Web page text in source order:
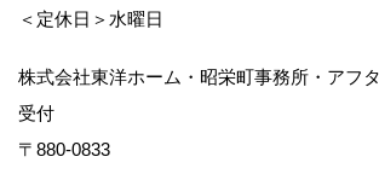
＜定休日＞水曜日
株式会社東洋ホーム・昭栄町事務所・アフ
受付
〒880-0833